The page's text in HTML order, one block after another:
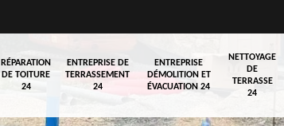
RÉPARATION
DE TOITURE
24
ENTREPRISE DE
TERRASSEMENT
24
ENTREPRISE
DÉMOLITION ET
ÉVACUATION 24
NETTOYAGE
DE
TERRASSE
24